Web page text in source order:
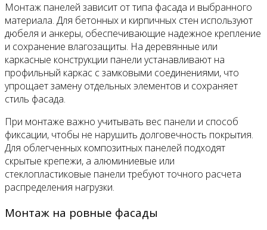
Монтаж панелей зависит от типа фасада и выбранного
материала. Для бетонных и кирпичных стен используют
дюбеля и анкеры, обеспечивающие надежное крепление
и сохранение влагозащиты. На деревянные или
каркасные конструкции панели устанавливают на
профильный каркас с замковыми соединениями, что
упрощает замену отдельных элементов и сохраняет
стиль фасада.
При монтаже важно учитывать вес панели и способ
фиксации, чтобы не нарушить долговечность покрытия.
Для облегченных композитных панелей подходят
скрытые крепежи, а алюминиевые или
стеклопластиковые панели требуют точного расчета
распределения нагрузки.
Монтаж на ровные фасады